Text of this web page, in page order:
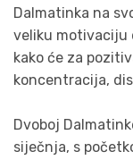
Dalmatinka na
veliku motivaciju
kako će za
koncentracija,
Dvoboj
siječnja, s